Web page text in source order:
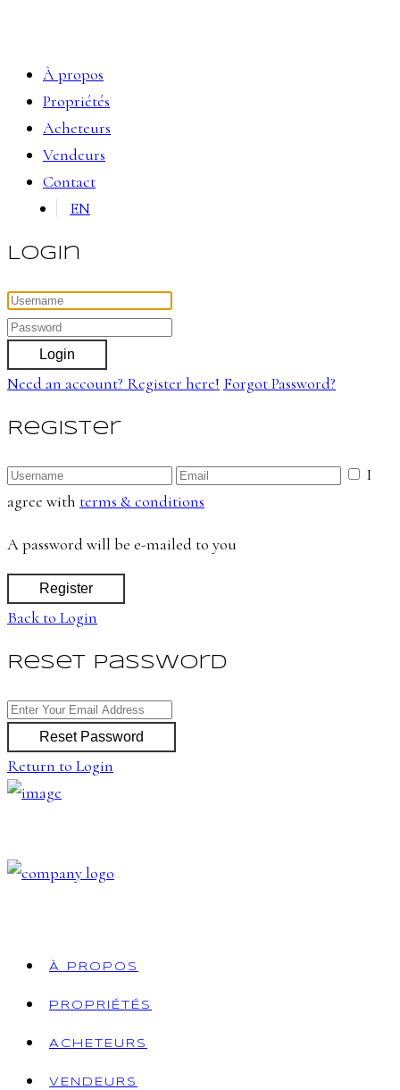
À propos
Propriétés
Acheteurs
Vendeurs
Contact
EN
Login
Login
Need an account? Register here! Forgot Password?
Register
I
agree with terms & conditions
A password will be e-mailed to you
Register
Back to Login
Reset Password
Reset Password
Return to Login
À PROPOS
PROPRIÉTÉS
ACHETEURS
VENDEURS